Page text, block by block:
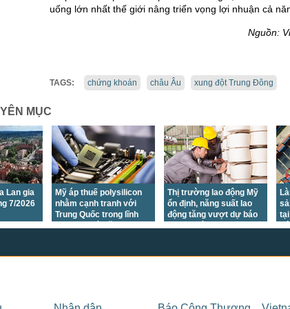
uống lớn nhất thế giới nâng triển vọng lợi nhuận cả
Nguồn:
TAGS: chứng khoán châu Âu xung đột Trung Đông
MỤC
Lan gia
7/2026
Mỹ áp thuế polysilicon
nhằm cạnh tranh với
Trung Quốc trong lĩnh
Thị trường lao động Mỹ
ổn định, năng suất lao
động tăng vượt dự báo